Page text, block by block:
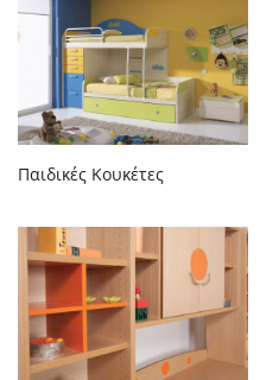
Παιδικές Κουκέτες